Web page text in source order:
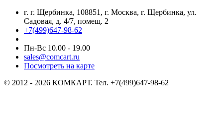
г. г. Щербинка, 108851, г. Москва, г. Щербинка, ул.
Садовая, д. 4/7, помещ. 2
+7(499)647-98-62
Пн-Вс 10.00 - 19.00
sales@comcart.ru
Посмотреть на карте
© 2012 - 2026 КОМКАРТ. Тел. +7(499)647-98-62